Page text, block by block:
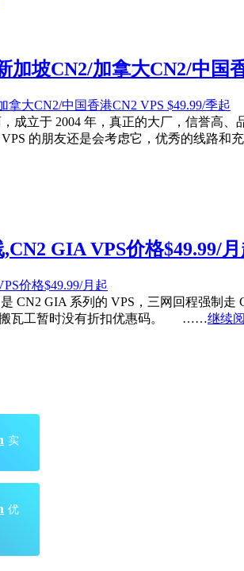
坡CN2/加拿大CN2/中国
成立于 2004 年，真正的大厂，信誉高
的朋友还是会考虑它，优秀的线路
GIA VPS价格$49.99/
CN2 GIA 系列的 VPS，三网回程强制
搬瓦工暂时没有折扣优惠码。 ……继续
实
优